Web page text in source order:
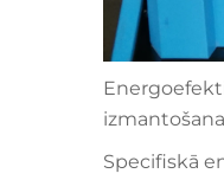
izmantošana
Specifiskā